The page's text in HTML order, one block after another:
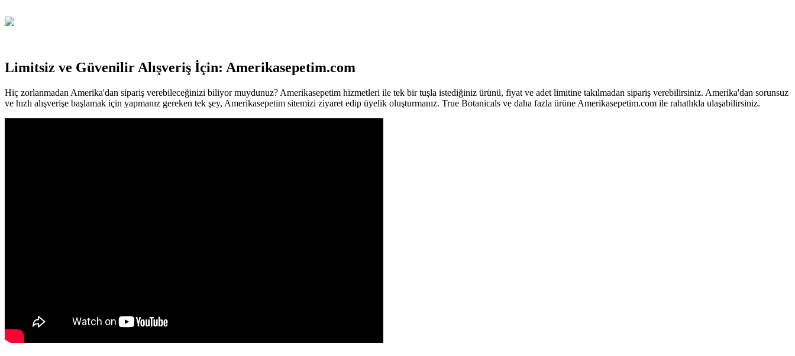
Limitsiz ve Güvenilir Alışveriş İçin: Amerikasepetim.com
Hiç zorlanmadan Amerika'dan sipariş verebileceğinizi biliyor muydunuz? Amerikasepetim hizmetleri ile tek bir tuşla istediğiniz ürünü, fiyat ve adet limitine takılmadan sipariş verebilirsiniz. Amerika'dan sorunsuz
ve hızlı alışverişe başlamak için yapmanız gereken tek şey, Amerikasepetim sitemizi ziyaret edip üyelik oluşturmanız. True Botanicals ve daha fazla ürüne Amerikasepetim.com ile rahatlıkla ulaşabilirsiniz.